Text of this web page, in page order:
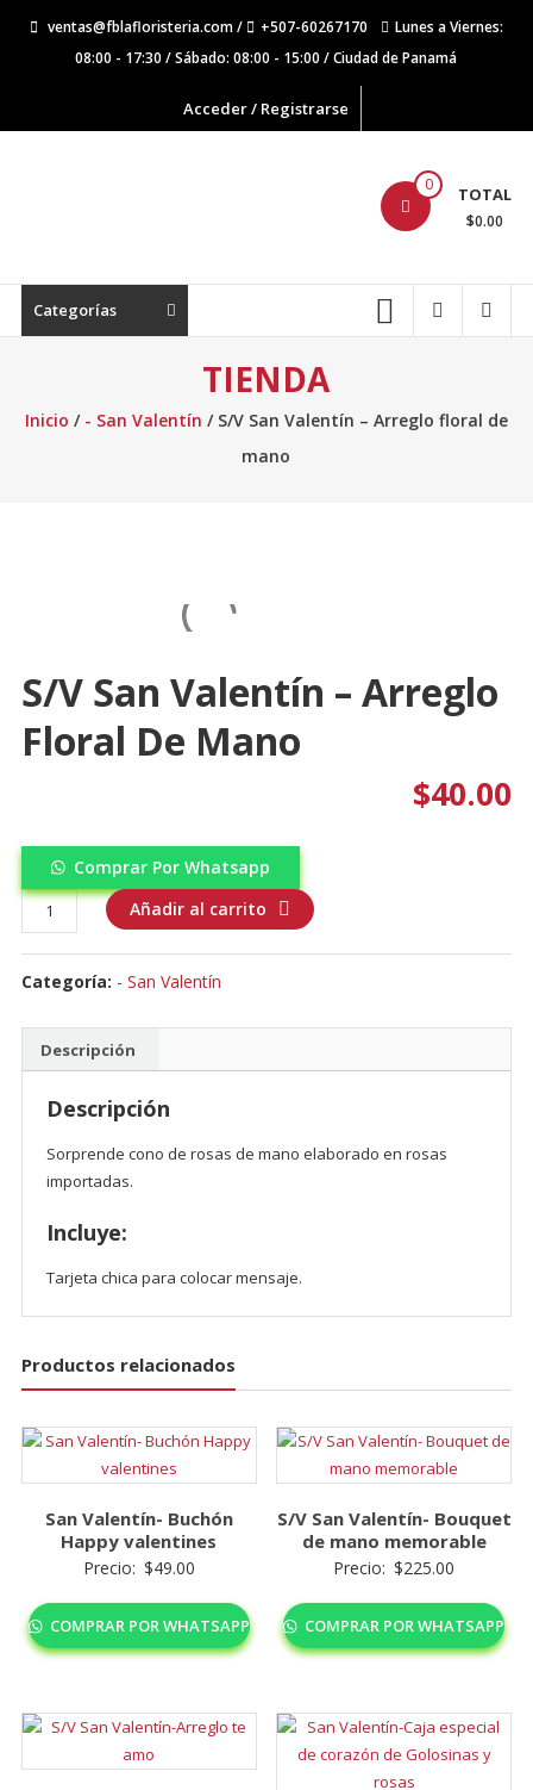
contenido
ventas@fblafloristeria.com / +507-60267170
Lunes a Viernes:
08:00 - 17:30 / Sábado: 08:00 - 15:00 / Ciudad de Panamá
Acceder / Registrarse
0 TOTAL
$0.00
Categorías
TIENDA
Inicio / - San Valentín / S/V San Valentín – Arreglo floral de
mano
S/V San Valentín – Arreglo
Floral De Mano
$40.00
Comprar Por Whatsapp
S/V
San
Valentín
-
de
cantidad
Añadir al carrito
Categoría: - San Valentín
Descripción
Descripción
Sorprende cono de rosas de mano elaborado en rosas
importadas.
Incluye:
Tarjeta chica para colocar mensaje.
Productos relacionados
San Valentín- Buchón
Happy valentines
Precio: $49.00
COMPRAR POR WHATSAPP
S/V San Valentín- Bouquet
de mano memorable
Precio: $225.00
COMPRAR POR WHATSAPP